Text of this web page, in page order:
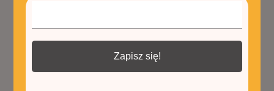
Zapisz się!